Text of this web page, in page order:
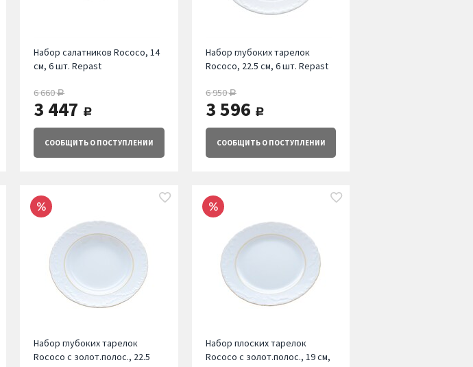
Набор салатников Rococo, 14
см, 6 шт. Repast
6 660руб.
3 447 руб.
СООБЩИТЬО ПОСТУПЛЕНИИ
Набор глубоких тарелок
Rococo, 22.5 см, 6 шт. Repast
6 950руб.
3 596 руб.
СООБЩИТЬО ПОСТУПЛЕНИИ
Набор глубоких тарелок
Rococo с золот.полос., 22.5
Набор плоских тарелок
Rococo с золот.полос., 19 см,